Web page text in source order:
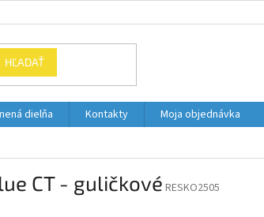
HĽADAŤ
dielňa Kontakty
Moja objednávka
CT - guličkovéRESKO2505